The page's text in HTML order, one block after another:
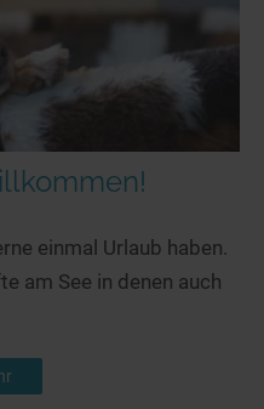
einmal Urlaub haben.
am See in denen auch